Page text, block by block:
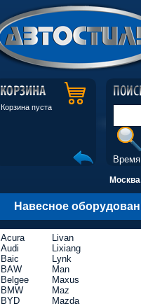
Корзина пуста
Навесное
Acura
Audi
Baic
BAW
Belgee
BMW
BYD
Livan
Lixiang
Lynk
Man
Maxus
Maz
Mazda